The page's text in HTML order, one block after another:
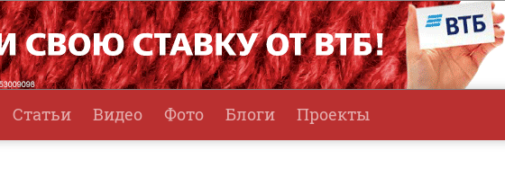
Статьи Видео Фото Блоги Проекты